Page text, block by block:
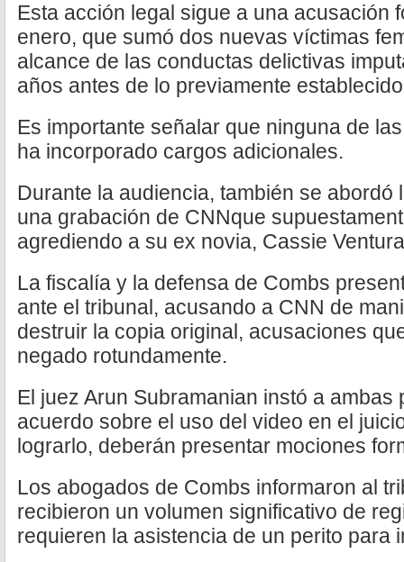
Esta acción legal sigue a una acusación
enero, que sumó dos nuevas víctimas
alcance de las conductas delictivas
años antes de lo previamente
Es importante señalar que ninguna de
ha incorporado cargos adicionales.
Durante la audiencia, también se abordó
una grabación de CNNque
agrediendo a su ex novia, Cassie
La fiscalía y la defensa de Combs
ante el tribunal, acusando a CNN de
destruir la copia original, acusaciones
negado rotundamente.
El juez Arun Subramanian instó a ambas
acuerdo sobre el uso del video en el
lograrlo, deberán presentar mociones
Los abogados de Combs informaron al
recibieron un volumen significativo de
requieren la asistencia de un perito para